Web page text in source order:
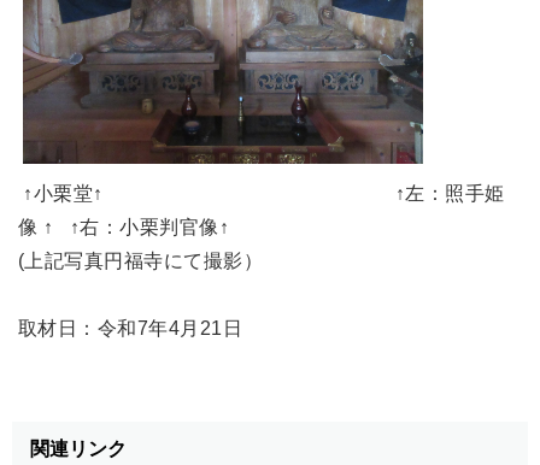
↑小栗堂↑ ↑左：照手姫
像 ↑ ↑右：小栗判官像↑
(上記写真円福寺にて撮影）
取材日：令和7年4月21日
関連リンク